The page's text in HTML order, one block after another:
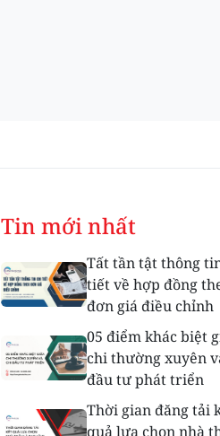
Tin mới nhất
Tất tần tật thông
tiết về hợp đồng
đơn giá điều chỉnh
05 điểm khác biệt
chi thường xuyên
đầu tư phát triển
Thời gian đăng tải
quả lựa chọn nhà